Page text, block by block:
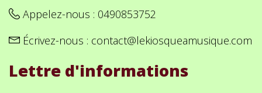
Appelez-nous : 0490853752
Écrivez-nous : contact@lekiosqueamusique.com
Lettre d'informations